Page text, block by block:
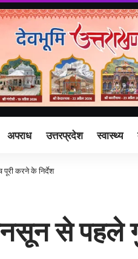
अपराध उत्तरप्रदेश स्वास्थ्य
करने के निर्देश
से पहले